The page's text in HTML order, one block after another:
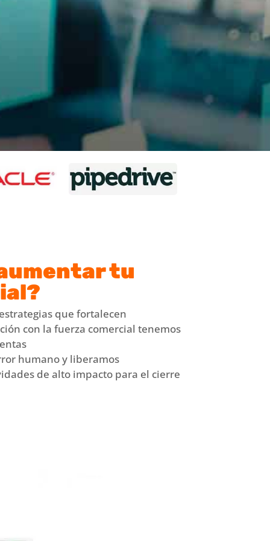
tu
que fortalecen
con la fuerza comercial tenemos
humano y liberamos
de alto impacto para el cierre